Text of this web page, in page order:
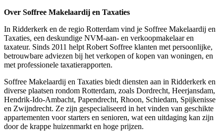
Over Soffree Makelaardij en Taxaties
In Ridderkerk en de regio Rotterdam vind je Soffree Makelaardij en
Taxaties, een deskundige NVM-aan- en verkoopmakelaar en
taxateur. Sinds 2011 helpt Robert Soffree klanten met persoonlijke,
betrouwbare adviezen bij het verkopen of kopen van woningen, en
met professionele taxatierapporten.
Soffree Makelaardij en Taxaties biedt diensten aan in Ridderkerk en
diverse plaatsen rondom Rotterdam, zoals Dordrecht, Heerjansdam,
Hendrik-Ido-Ambacht, Papendrecht, Rhoon, Schiedam, Spijkenisse
en Zwijndrecht. Ze zijn gespecialiseerd in het vinden van geschikte
appartementen voor starters en senioren, wat een uitdaging kan zijn
door de krappe huizenmarkt en hoge prijzen.